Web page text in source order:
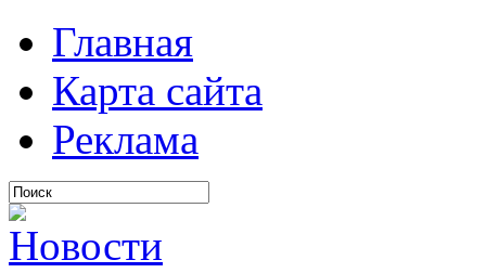
Главная
Карта сайта
Реклама